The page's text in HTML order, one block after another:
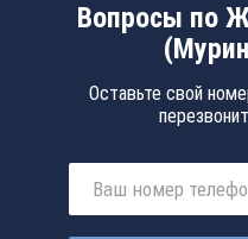
Вопросы по
Оставьте свой